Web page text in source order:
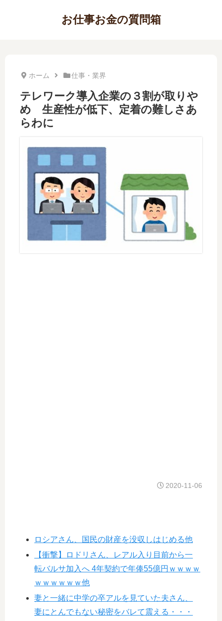
お仕事お金の質問箱
ホーム 仕事・業界
テレワーク導入企業の３割が取りや
め 生産性が低下、定着の難しさあ
らわに
2020-11-06
ロシアさん、国民の財産を没収しはじめる他
【衝撃】ロドリさん、レアル入り目前から一
転バルサ加入へ 4年契約で年俸55億円ｗｗｗｗ
ｗｗｗｗｗｗ他
妻と一緒に中学の卒アルを見ていた夫さん、
妻にとんでもない秘密をバレて震える・・・